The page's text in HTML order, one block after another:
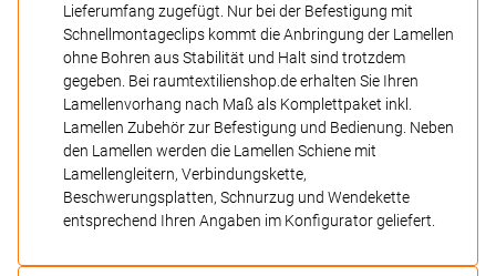
Lieferumfang zugefügt. Nur bei der Befestigung mit
Schnellmontageclips kommt die Anbringung der Lamellen
ohne Bohren aus Stabilität und Halt sind trotzdem
gegeben. Bei raumtextilienshop.de erhalten Sie Ihren
Lamellenvorhang nach Maß als Komplettpaket inkl.
Lamellen Zubehör zur Befestigung und Bedienung. Neben
den Lamellen werden die Lamellen Schiene mit
Lamellengleitern, Verbindungskette,
Beschwerungsplatten, Schnurzug und Wendekette
entsprechend Ihren Angaben im Konfigurator geliefert.